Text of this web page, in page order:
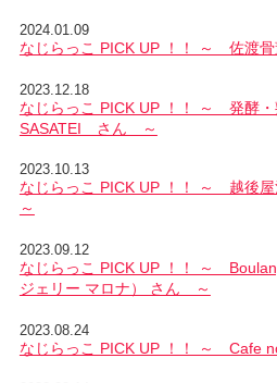
2024.01.09
なじらっこ PICK UP ！！ ～ 佐
2023.12.18
なじらっこ PICK UP ！！ ～ 発酵
SASATEI さん ～
2023.10.13
なじらっこ PICK UP ！！ ～ 越
～
2023.09.12
なじらっこ PICK UP ！！ ～
ジェリー マロナ） さん ～
2023.08.24
なじらっこ PICK UP ！！ ～